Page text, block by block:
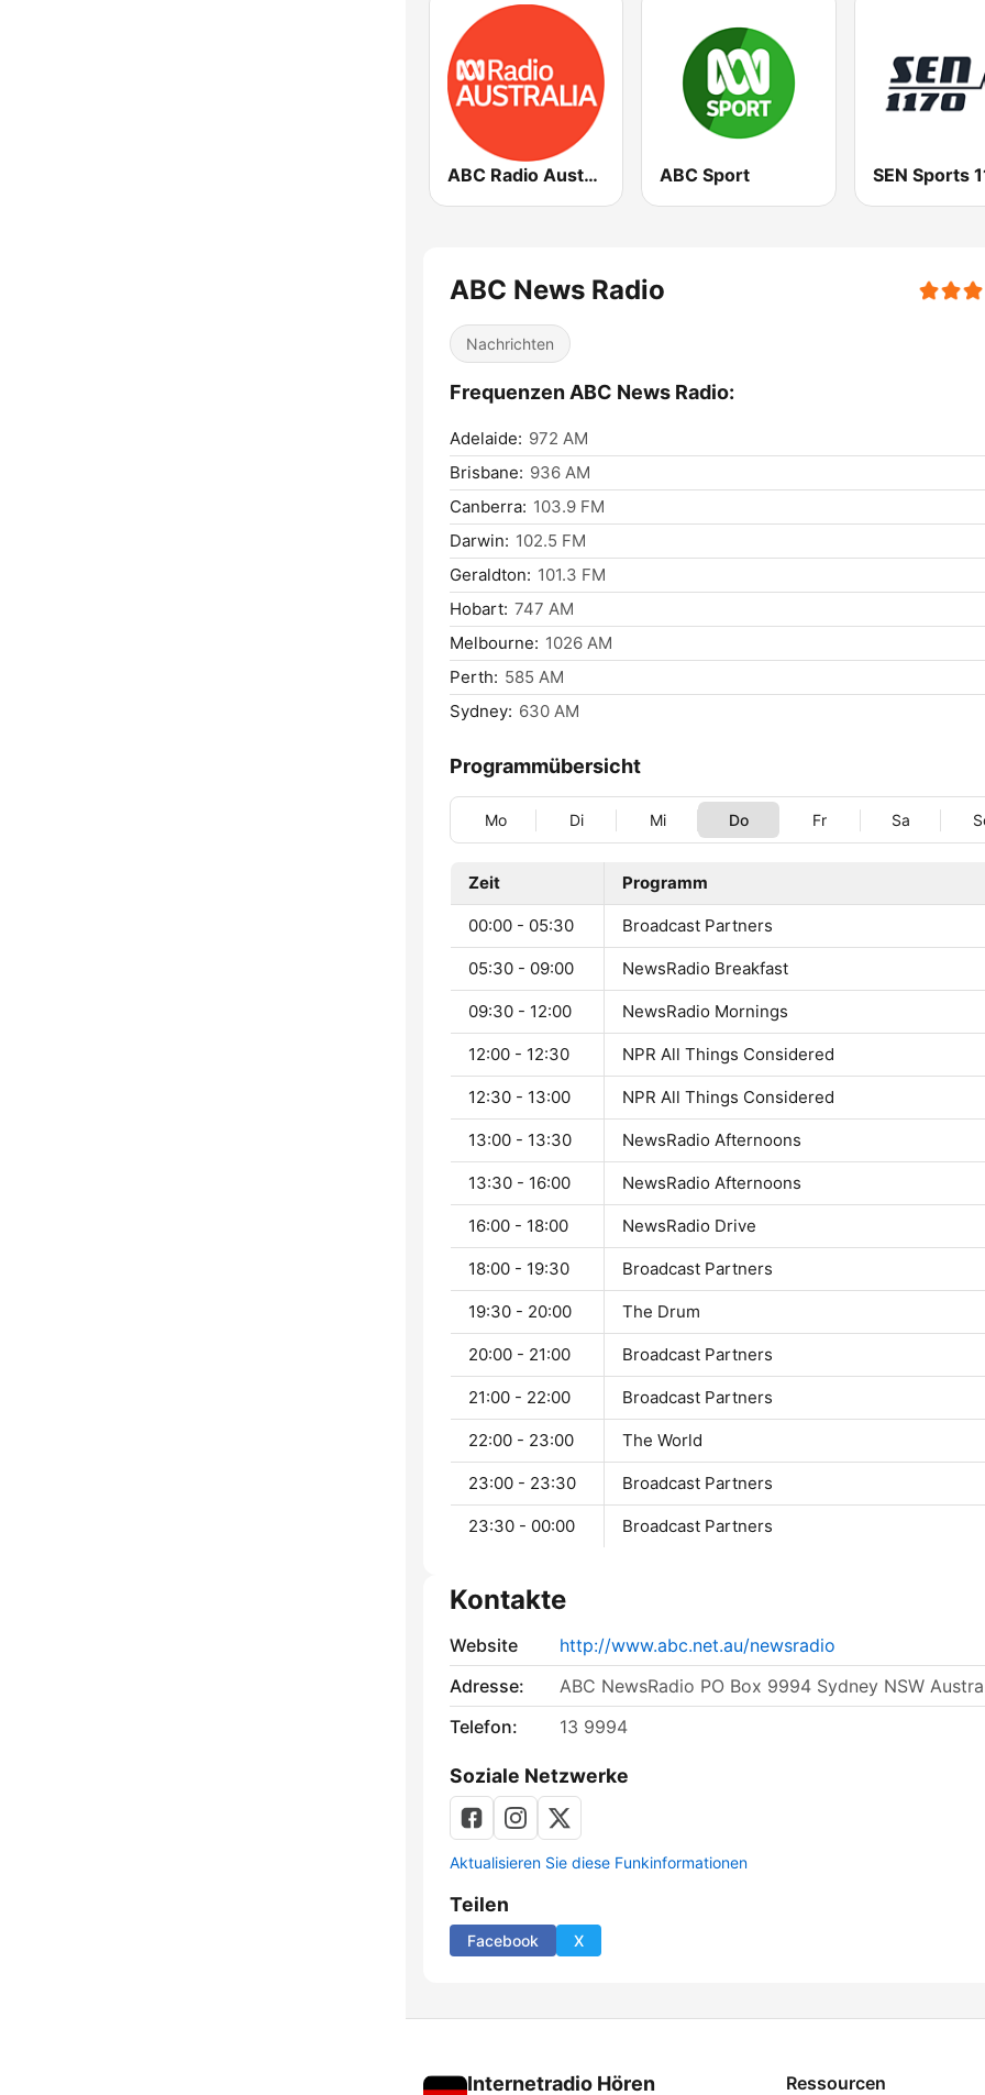
ABC Radio Australia ABC Sport
ABC News Radio
Nachrichten
Frequenzen ABC News Radio:
Adelaide: 972 AM
Brisbane: 936 AM
Canberra: 103.9 FM
Darwin: 102.5 FM
Geraldton: 101.3 FM
Hobart: 747 AM
Melbourne: 1026 AM
Perth: 585 AM
Sydney: 630 AM
Programmübersicht
Mo Di Mi Do Fr Sa
Zeit Programm
00:00 - 05:30 Broadcast Partners
05:30 - 09:00 NewsRadio Breakfast
09:30 - 12:00 NewsRadio Mornings
12:00 - 12:30 NPR All Things Considered
12:30 - 13:00 NPR All Things Considered
13:00 - 13:30 NewsRadio Afternoons
13:30 - 16:00 NewsRadio Afternoons
16:00 - 18:00 NewsRadio Drive
18:00 - 19:30 Broadcast Partners
19:30 - 20:00 The Drum
20:00 - 21:00 Broadcast Partners
21:00 - 22:00 Broadcast Partners
22:00 - 23:00 The World
23:00 - 23:30 Broadcast Partners
23:30 - 00:00 Broadcast Partners
Kontakte
Website
http://www.abc.net.au/newsradio
Adresse:
ABC NewsRadio PO Box 9994 Sydney NSW
Telefon:
13 9994
Soziale Netzwerke
Aktualisieren Sie diese Funkinformationen
Teilen
Facebook X
Internetradio Hören Ressourcen